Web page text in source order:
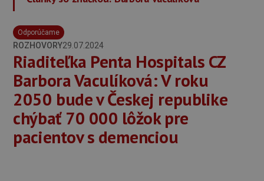
Odporúčame
ROZHOVORY29.07.2024
Riaditeľka Penta Hospitals CZ
Barbora Vaculíková: V roku
2050 bude v Českej republike
chýbať 70 000 lôžok pre
pacientov s demenciou